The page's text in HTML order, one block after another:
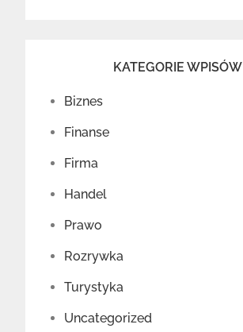
KATEGORIE WPISÓW
Biznes
Finanse
Firma
Handel
Prawo
Rozrywka
Turystyka
Uncategorized